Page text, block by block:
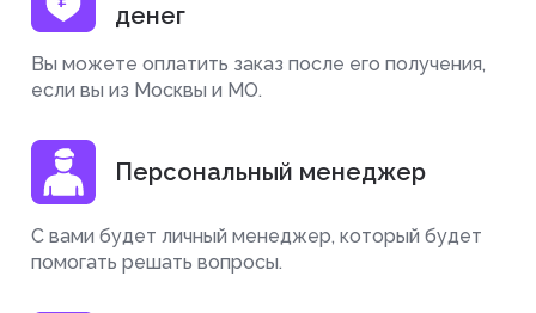
денег
Вы можете оплатить заказ после его получения,
если вы из Москвы и МО.
Персональный менеджер
С вами будет личный менеджер, который будет
помогать решать вопросы.